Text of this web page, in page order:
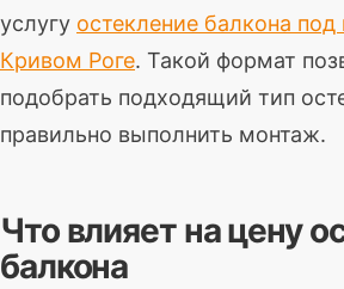
услугу остекление балкона
Кривом Роге. Такой формат
подобрать подходящий тип
правильно выполнить монтаж.
Что влияет на цену
балкона